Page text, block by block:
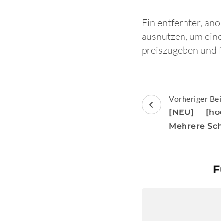
Ein entfernter,
ausnutzen, um
preiszugeben und
Vorheriger
[NEU]
Mehrere